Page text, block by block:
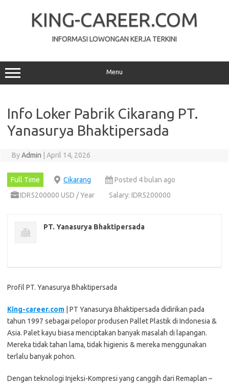
KING-CAREER.COM
INFORMASI LOWONGAN KERJA TERKINI
Menu
Info Loker Pabrik Cikarang PT.
Yanasurya Bhaktipersada
ByAdmin April 14, 2026
Full Time Cikarang
Posted 4 bulan ago
IDR5200000 USD / Year
Salary: IDR5200000
PT. Yanasurya Bhaktipersada
Profil PT. Yanasurya Bhaktipersada
King-career.com | PT Yanasurya Bhaktipersada didirikan pada
tahun 1997 sebagai pelopor produsen Pallet Plastik di Indonesia &
Asia. Palet kayu biasa menciptakan banyak masalah di lapangan.
Mereka tidak tahan lama, tidak higienis & mereka menggunakan
terlalu banyak pohon.
Dengan teknologi Injeksi-Kompresi yang canggih dari Remaplan –